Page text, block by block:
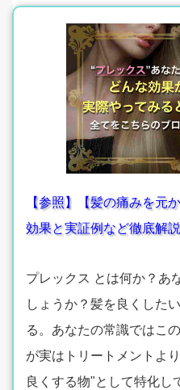
【参照】【髪の痛みを元
効果と実証例など徹底解説
プレックス とは何か？あ
しょうか？髪を良くした
る。あなたの常識ではこ
が実はトリートメントよ
良くする物"として特化し